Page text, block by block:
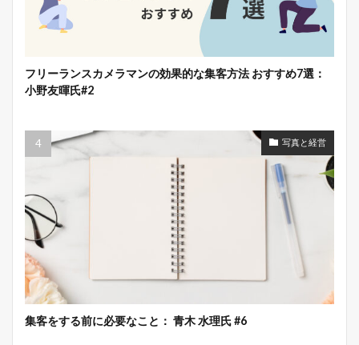
フリーランスカメラマンの効果的な集客方法 おすすめ7選：
小野友暉氏#2
写真と経営
集客をする前に必要なこと： 青木 水理氏 #6